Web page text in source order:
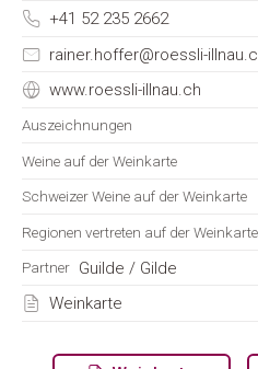
+41 52 235 2662
rainer.hoffer@roessli-
www.roessli-illnau.ch
Auszeichnungen
Weine auf der Weinkarte
Schweizer Weine auf der Weinkarte
Regionen vertreten auf der Weinkarte
Partner Guilde / Gilde
Weinkarte